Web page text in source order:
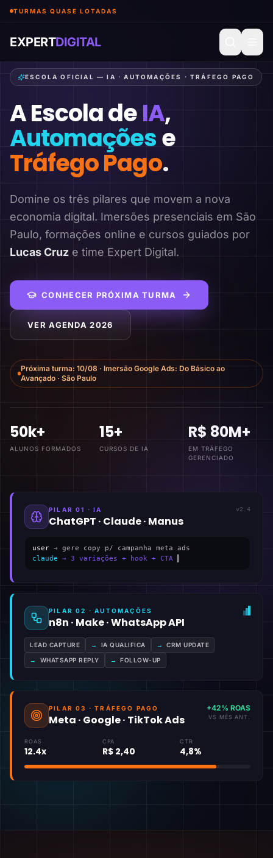
TURMAS QUASE LOTADAS
EXPERTDIGITAL
ESCOLA OFICIAL — IA · AUTOMAÇÕES · TRÁFEGO PAGO
A Escola deIA,
Automaçõese
Tráfego Pago.
Domine os três pilares que movem a nova
economia digital. Imersões presenciais em São
Paulo, formações online e cursos guiados por
Lucas Cruz e time Expert Digital.
CONHECER PRÓXIMA TURMA
VER AGENDA 2026
Próxima turma: 10/08 · Imersão Google Ads: Do Básico ao
Avançado · São Paulo
50k+
ALUNOS FORMADOS
15+
CURSOS DE IA
R$ 80M+
EM TRÁFEGO
GERENCIADO
PILAR 01 · IA
ChatGPT · Claude · Manus
v2.4
user → gere copy p/ campanha meta ads
claude → 3 variações + hook + CTA
PILAR 02 · AUTOMAÇÕES
n8n · Make · WhatsApp API
LEAD CAPTURE → IA QUALIFICA → CRM UPDATE
→ WHATSAPP REPLY → FOLLOW-UP
PILAR 03 · TRÁFEGO PAGO
Meta · Google · TikTok Ads
+42% ROAS
VS MÊS ANT.
ROAS
12.4x
CPA
R$ 2,40
CTR
4,8%